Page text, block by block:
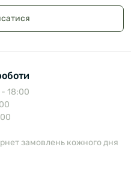
18:00
замовлень кожного дня